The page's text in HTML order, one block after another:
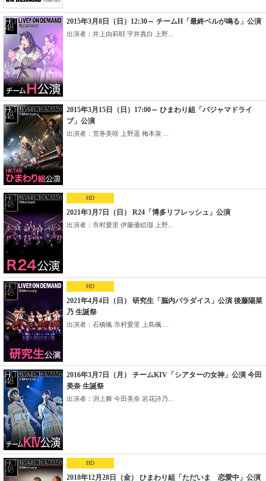
2015年3月8日（日）12:30～ チームH「最終ベルが鳴る」公演
出演者：井上由莉耶 宇井真白 上野...
2015年3月15日（日）17:00～ ひまわり組「パジャマドライ
ブ」公演
出演者：荒巻美咲 上野遥 梅本泉 ...
HD
2021年3月7日（日） R24「博多リフレッシュ」公演
出演者：市村愛里 伊藤優絵瑠 上野...
HD
2021年4月4日（日） 研究生「脳内パラダイス」公演 後藤陽菜
乃 生誕祭
出演者：石橋颯 市村愛里 上島楓 ...
2016年3月7日（月） チームKIV「シアターの女神」公演 今田
美奈 生誕祭
出演者：渕上舞 今田美奈 岩花詩乃...
HD
2018年12月28日（金） ひまわり組「ただいま 恋愛中」公演